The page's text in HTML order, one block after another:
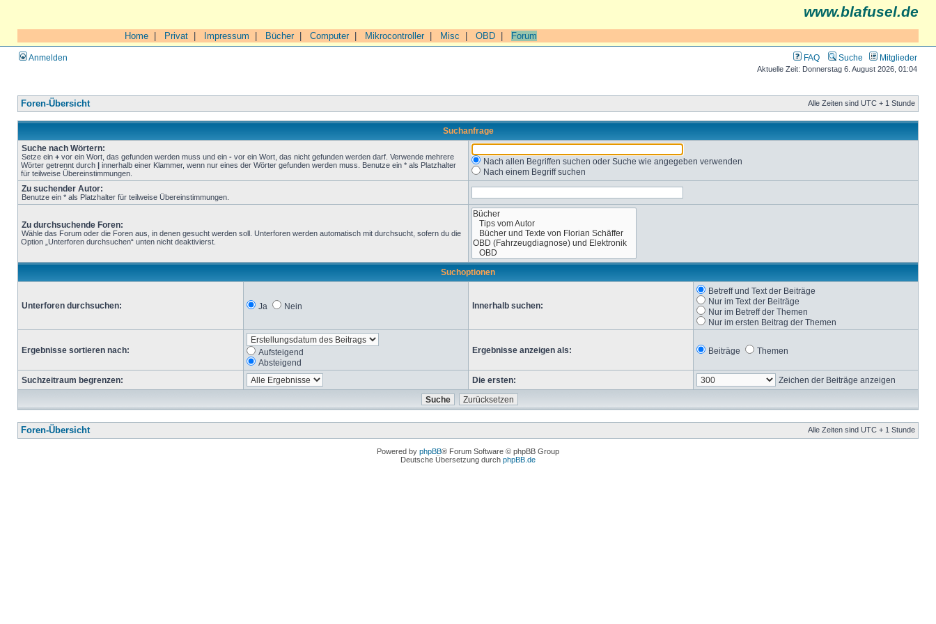
www.blafusel.de
Home Privat Impressum Bücher| Computer| Mikrocontroller| Misc OBD Forum
Anmelden FAQ Suche Mitglieder
Aktuelle Zeit: Donnerstag 6. August 2026, 01:04
Foren-Übersicht Alle Zeiten sind UTC + 1 Stunde
Suchanfrage
Suche nach Wörtern:
Setze ein + vor ein Wort, das gefunden werden muss und ein - vor ein Wort, das nicht gefunden werden darf. Verwende mehrere
Wörter getrennt durch | innerhalb einer Klammer, wenn nur eines der Wörter gefunden werden muss. Benutze ein * als Platzhalter
für teilweise Übereinstimmungen.
Nach allen Begriffen suchen oder Suche wie angegeben verwenden
Nach einem Begriff suchen
Zu suchender Autor:
Benutze ein * als Platzhalter für teilweise Übereinstimmungen.
Zu durchsuchende Foren:
Wähle das Forum oder die Foren aus, in denen gesucht werden soll. Unterforen werden automatisch mit durchsucht, sofern du die
Option „Unterforen durchsuchen“ unten nicht deaktivierst.
Suchoptionen
Unterforen durchsuchen: Ja Nein Innerhalb suchen:
Betreff und Text der Beiträge
Nur im Text der Beiträge
Nur im Betreff der Themen
Nur im ersten Beitrag der Themen
Ergebnisse sortieren nach:
Aufsteigend
Absteigend
Ergebnisse anzeigen als: Beiträge Themen
Suchzeitraum begrenzen: Die ersten: Zeichen der Beiträge anzeigen
Foren-Übersicht Alle Zeiten sind UTC + 1 Stunde
Powered by phpBB® Forum Software © phpBB Group
Deutsche Übersetzung durch phpBB.de